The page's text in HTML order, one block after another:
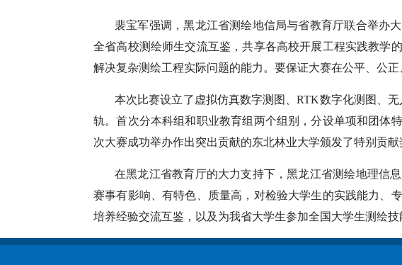
裴宝军强调，黑龙江省测绘地信局与省教育厅联合举办
全省高校测绘师生交流互鉴，共享各高校开展工程实践教学
解决复杂测绘工程实际问题的能力。要保证大赛在公平、公正
本次比赛设立了虚拟仿真数字测图、RTK数字化测图、
轨。首次分本科组和职业教育组两个组别，分设单项和团体
次大赛成功举办作出突出贡献的东北林业大学颁发了特别贡献
在黑龙江省教育厅的大力支持下，黑龙江省测绘地理信
赛事有影响、有特色、质量高，对检验大学生的实践能力、
培养经验交流互鉴，以及为我省大学生参加全国大学生测绘技